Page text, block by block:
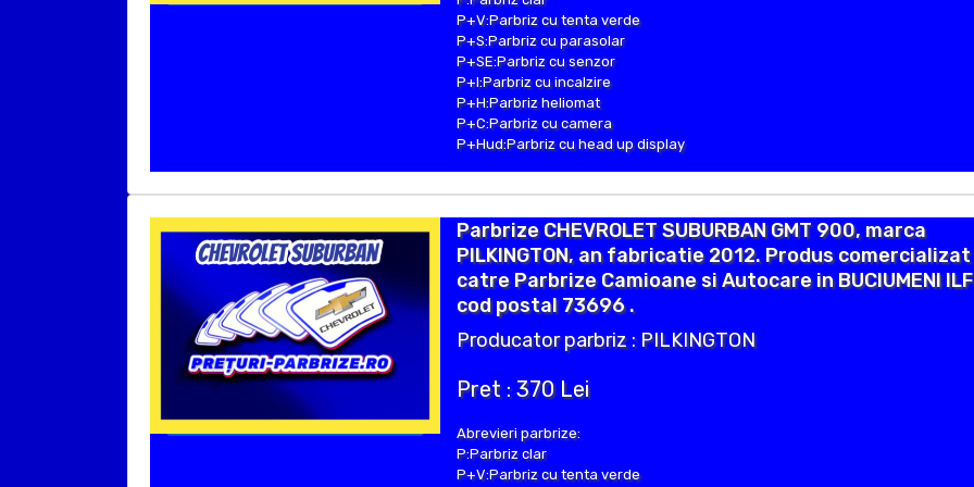
P+V:Parbriz cu tenta verde
P+S:Parbriz cu parasolar
P+SE:Parbriz cu senzor
P+I:Parbriz cu incalzire
P+H:Parbriz heliomat
P+C:Parbriz cu camera
P+Hud:Parbriz cu head up display
Parbrize CHEVROLET SUBURBAN GMT 900, marca
PILKINGTON, an fabricatie 2012. Produs
catre Parbrize Camioane si Autocare in BUCIUMENI
cod postal 73696 .
Producator parbriz : PILKINGTON
Pret : 370 Lei
Abrevieri parbrize:
P:Parbriz clar
P+V:Parbriz cu tenta verde